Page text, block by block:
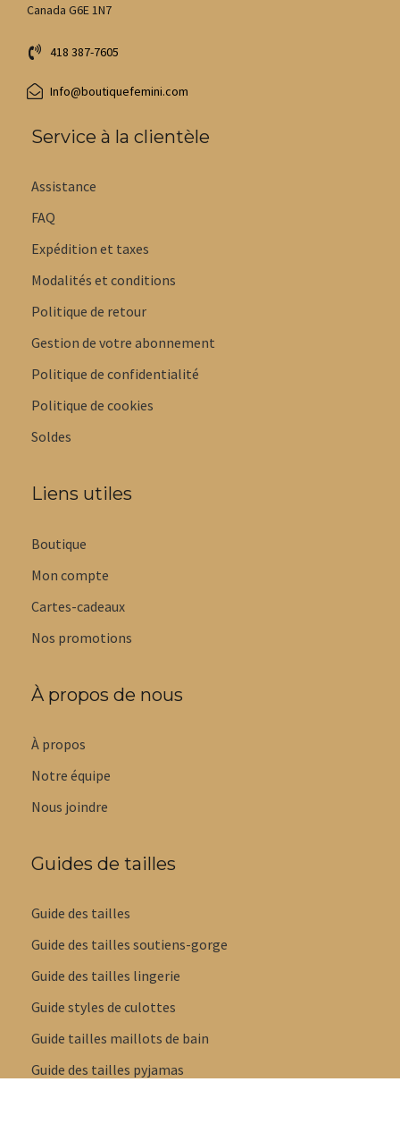
Canada G6E 1N7
418 387-7605
Info@boutiquefemini.com
Service à la clientèle
Assistance
FAQ
Expédition et taxes
Modalités et conditions
Politique de retour
Gestion de votre abonnement
Politique de confidentialité
Politique de cookies
Soldes
Liens utiles
Boutique
Mon compte
Cartes-cadeaux
Nos promotions
À propos de nous
À propos
Notre équipe
Nous joindre
Guides de tailles
Guide des tailles
Guide des tailles soutiens-gorge
Guide des tailles lingerie
Guide styles de culottes
Guide tailles maillots de bain
Guide des tailles pyjamas